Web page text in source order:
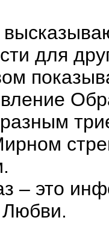
для
– это
Любви.